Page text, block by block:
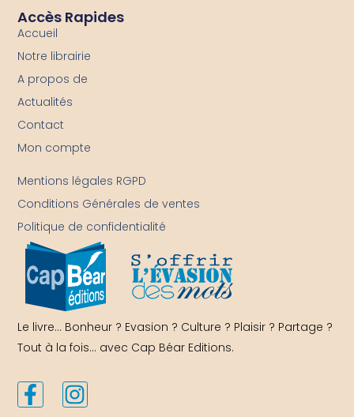
Le livre… Bonheur ? Evasion ? Culture ? Plaisir ? Partage ?
Tout à la fois… avec Cap Béar Editions.
Accès Rapides
Accueil
Notre librairie
A propos de
Actualités
Contact
Mon compte
Mentions légales RGPD
Conditions Générales de ventes
Politique de confidentialité